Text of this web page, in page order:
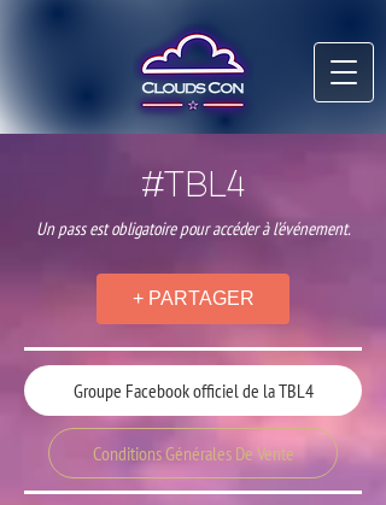
#TBL4
Un pass est obligatoire pour accéder à l’événement.
+ PARTAGER
Groupe Facebook officiel de la TBL4
Conditions Générales De Vente